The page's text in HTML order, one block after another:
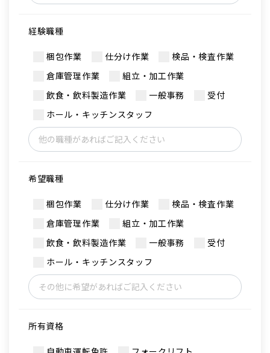
経験職種
梱包作業 仕分け作業
検品・検査作業
倉庫管理作業
組立・加工作業
飲食・飲料製造作業
一般事務
受付
ホール・キッチンスタッフ
希望職種
梱包作業 仕分け作業
検品・検査作業
倉庫管理作業
組立・加工作業
飲食・飲料製造作業
一般事務
受付
ホール・キッチンスタッフ
所有資格